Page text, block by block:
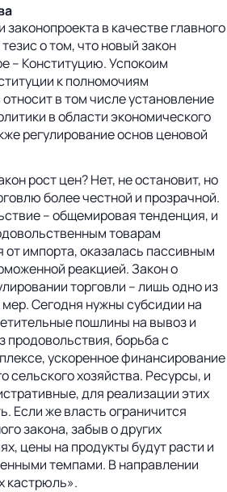
в качестве главного
о том, что новый закон
– Конституцию. Успокоим
к полномочиям
в том числе установление
в области экономического
регулирование основ ценовой
рост цен? Нет, не остановит, но
более честной и прозрачной.
– общемировая тенденция, и
товарам
от импорта, оказалась пассивным
реакцией. Закон о
торговли – лишь одно из
Сегодня нужны субсидии на
пошлины на вывоз и
продовольствия, борьба с
ускоренное финансирование
сельского хозяйства. Ресурсы, и
для реализации этих
Если же власть ограничится
закона, забыв о других
цены на продукты будут расти и
темпами. В направлении
кастрюль».